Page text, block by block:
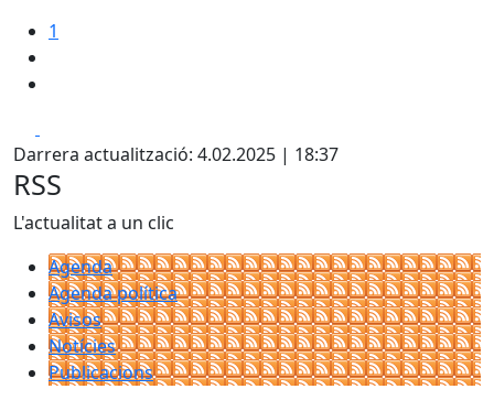
1
Darrera actualització: 4.02.2025 | 18:37
RSS
L'actualitat a un clic
Agenda
Agenda política
Avisos
Notícies
Publicacions